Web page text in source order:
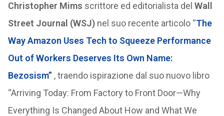
Christopher Mims scrittore ed editorialista del Wall
Street Journal (WSJ) nel suo recente articolo “The
Way Amazon Uses Tech to Squeeze Performance
Out of Workers Deserves Its Own Name:
Bezosism” , traendo ispirazione dal suo nuovo libro
“Arriving Today: From Factory to Front Door—Why
Everything Is Changed About How and What We